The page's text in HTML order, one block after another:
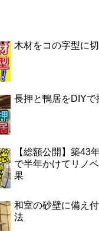
木材をコの字型に
長押と鴨居をDIYで
【総額公開】築43
で半年かけてリノ
果
和室の砂壁に備え
法